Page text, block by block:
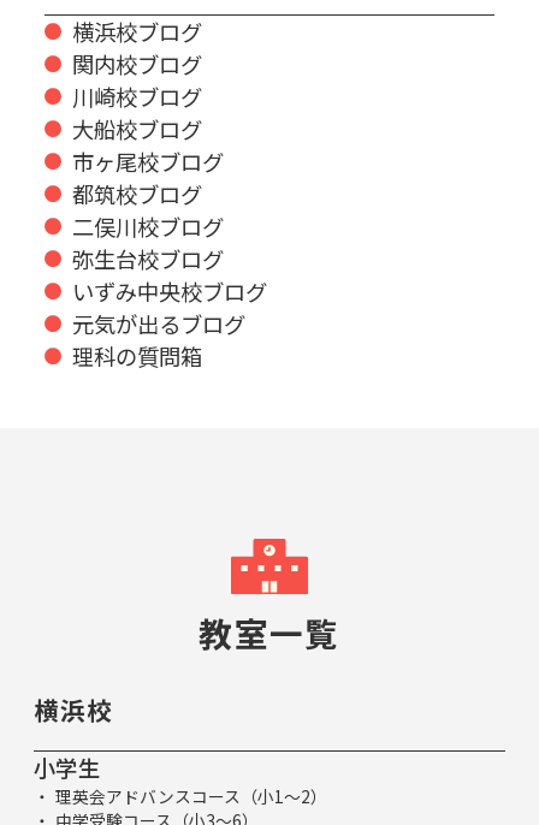
横浜校ブログ
関内校ブログ
川崎校ブログ
大船校ブログ
市ヶ尾校ブログ
都筑校ブログ
二俣川校ブログ
弥生台校ブログ
いずみ中央校ブログ
元気が出るブログ
理科の質問箱
教室一覧
横浜校
小学生
理英会アドバンスコース（小1～2）
中学受験コース（小3～6）